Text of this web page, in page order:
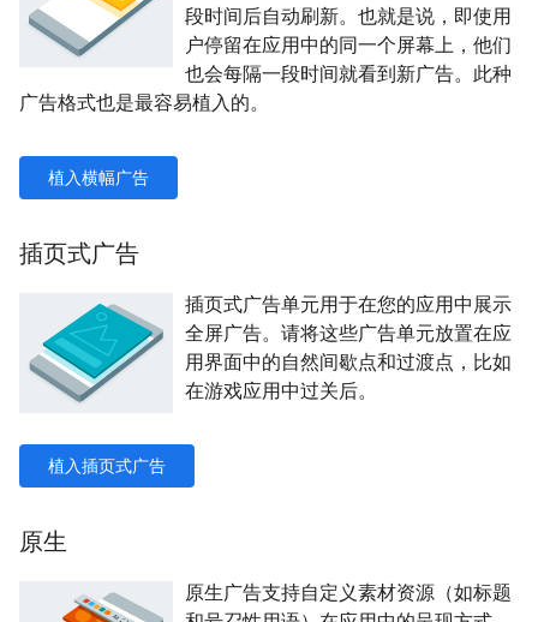
段时间后自动刷新。也就是说，即使用
户停留在应用中的同一个屏幕上，他们
也会每隔一段时间就看到新广告。此种
广告格式也是最容易植入的。
植入横幅广告
插页式广告
插页式广告单元用于在您的应用中展示
全屏广告。请将这些广告单元放置在应
用界面中的自然间歇点和过渡点，比如
在游戏应用中过关后。
植入插页式广告
原生
原生广告支持自定义素材资源（如标题